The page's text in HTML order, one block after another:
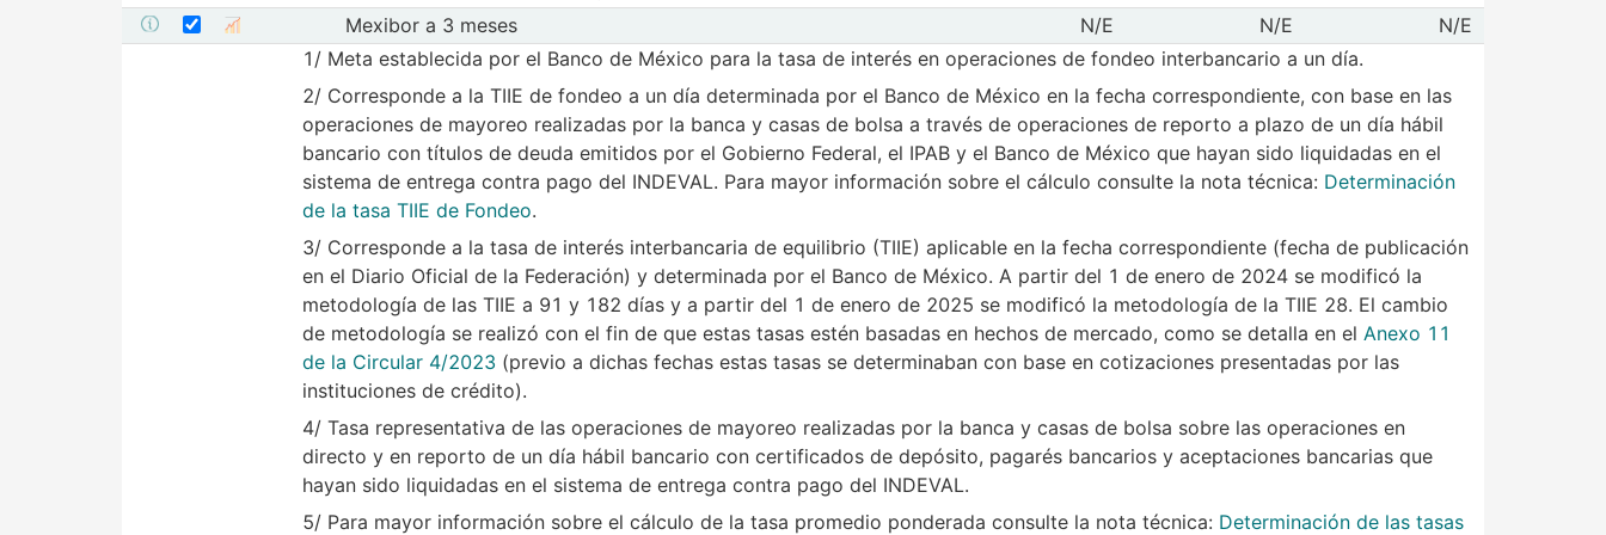
Mostrar elementos de Tasa Mexibor (Serie histórica) 8/
Mostrar metadatos de la serie Mexibor a 3 meses
Seleccione sus series
Seleccionar serie Mexibor a 3 mesesMostrar gráfica de la serie Mexibor a 3 meses
Mexibor a 3 meses Observaciones de Mexibor a 3 meses
09/08/2026 10/08/2026
N/E N/E
N/E
1/ Meta establecida por el Banco de México para la tasa de interés en operaciones de fondeo interbancario a un día.
2/ Corresponde a la TIIE de fondeo a un día determinada por el Banco de México en la fecha correspondiente, con base en las
operaciones de mayoreo realizadas por la banca y casas de bolsa a través de operaciones de reporto a plazo de un día hábil
bancario con títulos de deuda emitidos por el Gobierno Federal, el IPAB y el Banco de México que hayan sido liquidadas en el
sistema de entrega contra pago del INDEVAL. Para mayor información sobre el cálculo consulte la nota técnica: Determinación
de la tasa TIIE de Fondeo.
3/ Corresponde a la tasa de interés interbancaria de equilibrio (TIIE) aplicable en la fecha correspondiente (fecha de publicación
en el Diario Oficial de la Federación) y determinada por el Banco de México. A partir del 1 de enero de 2024 se modificó la
metodología de las TIIE a 91 y 182 días y a partir del 1 de enero de 2025 se modificó la metodología de la TIIE 28. El cambio
de metodología se realizó con el fin de que estas tasas estén basadas en hechos de mercado, como se detalla en el Anexo 11
de la Circular 4/2023 (previo a dichas fechas estas tasas se determinaban con base en cotizaciones presentadas por las
instituciones de crédito).
4/ Tasa representativa de las operaciones de mayoreo realizadas por la banca y casas de bolsa sobre las operaciones en
directo y en reporto de un día hábil bancario con certificados de depósito, pagarés bancarios y aceptaciones bancarias que
hayan sido liquidadas en el sistema de entrega contra pago del INDEVAL.
5/ Para mayor información sobre el cálculo de la tasa promedio ponderada consulte la nota técnica: Determinación de las tasas